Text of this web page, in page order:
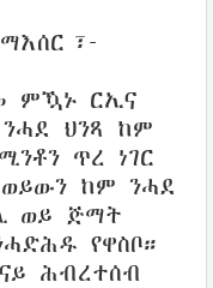
ምዃኑ ርኢና
ህንጻ ከም
ጥረ ነገር
ከም ንሓደ
ወይ ጅማት
የዋስቦ።
ሕብረተሰብ